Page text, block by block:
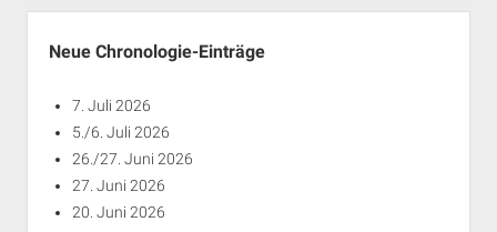
Jahren
Neue Chronologie-Einträge
7. Juli 2026
5./6. Juli 2026
26./27. Juni 2026
27. Juni 2026
20. Juni 2026